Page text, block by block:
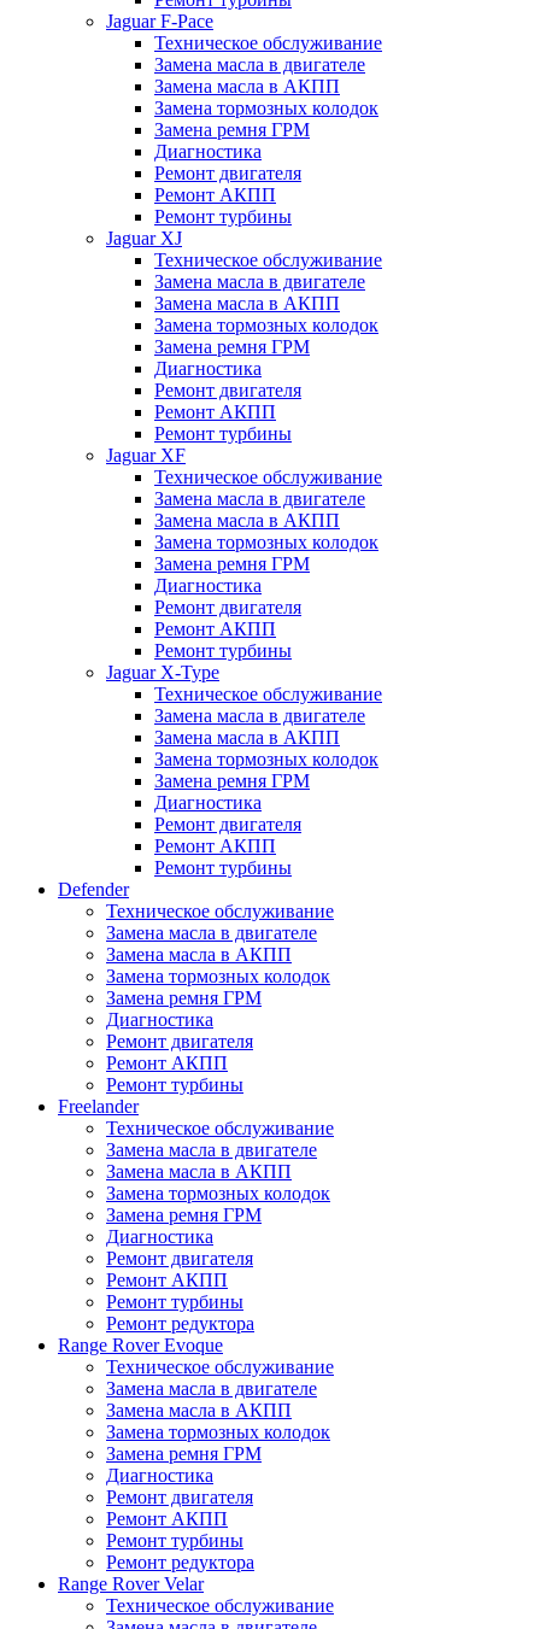
Jaguar F-Pace
Техническое обслуживание
Замена масла в двигателе
Замена масла в АКПП
Замена тормозных колодок
Замена ремня ГРМ
Диагностика
Ремонт двигателя
Ремонт АКПП
Ремонт турбины
Jaguar XJ
Техническое обслуживание
Замена масла в двигателе
Замена масла в АКПП
Замена тормозных колодок
Замена ремня ГРМ
Диагностика
Ремонт двигателя
Ремонт АКПП
Ремонт турбины
Jaguar XF
Техническое обслуживание
Замена масла в двигателе
Замена масла в АКПП
Замена тормозных колодок
Замена ремня ГРМ
Диагностика
Ремонт двигателя
Ремонт АКПП
Ремонт турбины
Jaguar X-Type
Техническое обслуживание
Замена масла в двигателе
Замена масла в АКПП
Замена тормозных колодок
Замена ремня ГРМ
Диагностика
Ремонт двигателя
Ремонт АКПП
Ремонт турбины
Defender
Техническое обслуживание
Замена масла в двигателе
Замена масла в АКПП
Замена тормозных колодок
Замена ремня ГРМ
Диагностика
Ремонт двигателя
Ремонт АКПП
Ремонт турбины
Freelander
Техническое обслуживание
Замена масла в двигателе
Замена масла в АКПП
Замена тормозных колодок
Замена ремня ГРМ
Диагностика
Ремонт двигателя
Ремонт АКПП
Ремонт турбины
Ремонт редуктора
Range Rover Evoque
Техническое обслуживание
Замена масла в двигателе
Замена масла в АКПП
Замена тормозных колодок
Замена ремня ГРМ
Диагностика
Ремонт двигателя
Ремонт АКПП
Ремонт турбины
Ремонт редуктора
Range Rover Velar
Техническое обслуживание